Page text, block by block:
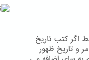
اگر کتب تاریخ
و تاریخ ظهور